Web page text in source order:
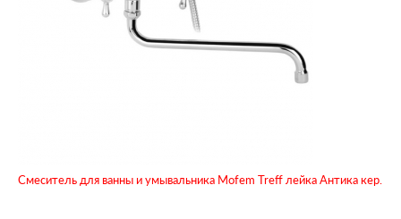
Смеситель для ванны и умывальника Mofem Treff лейка Антика кер.